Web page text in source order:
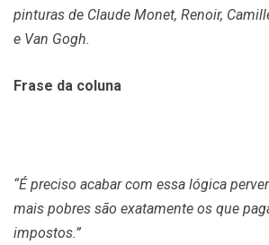
pinturas de Claude Monet, Renoir,
e Van Gogh.
Frase da coluna
“É preciso acabar com essa lógica
mais pobres são exatamente os que
impostos.”